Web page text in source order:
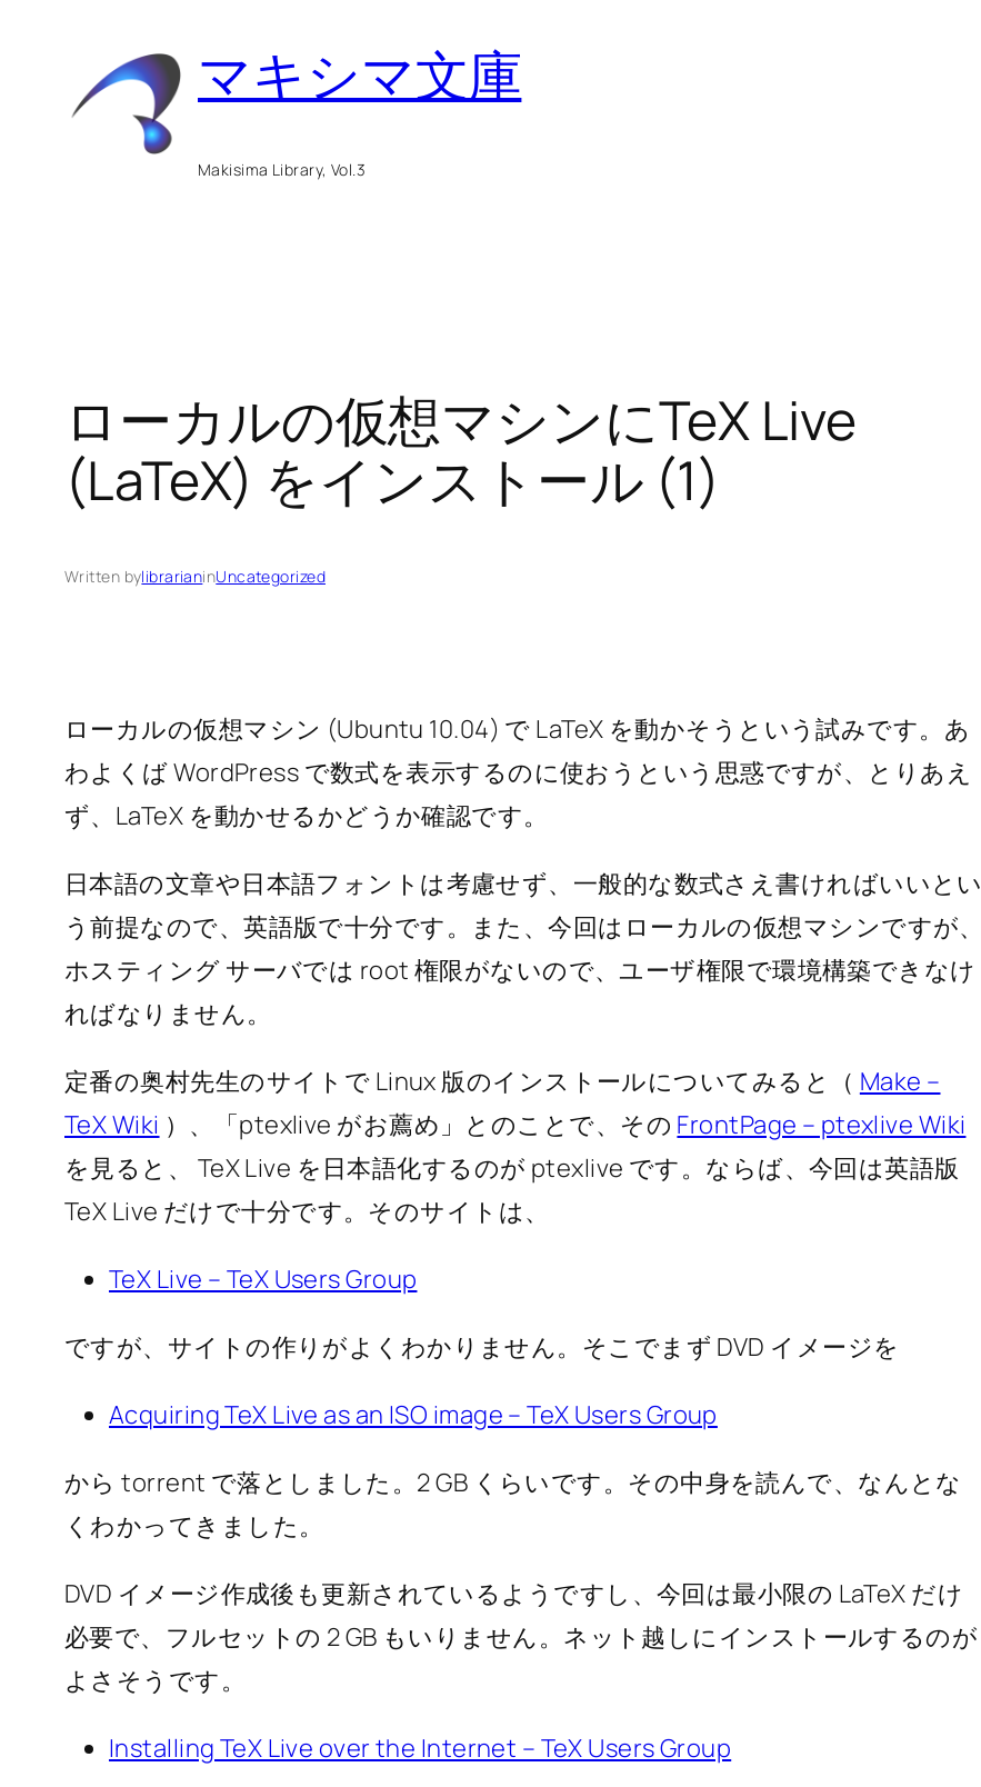
マキシマ文庫
Makisima Library, Vol.3
ローカルの仮想マシンにTeX Live
(LaTeX) をインストール (1)
Written bylibrarianinUncategorized
ローカルの仮想マシン (Ubuntu 10.04) で LaTeX を動かそうという試みです。あ
わよくば WordPress で数式を表示するのに使おうという思惑ですが、とりあえ
ず、LaTeX を動かせるかどうか確認です。
日本語の文章や日本語フォントは考慮せず、一般的な数式さえ書ければいいとい
う前提なので、英語版で十分です。また、今回はローカルの仮想マシンですが、
ホスティング サーバでは root 権限がないので、ユーザ権限で環境構築できなけ
ればなりません。
定番の奥村先生のサイトで Linux 版のインストールについてみると（ Make –
TeX Wiki ）、「ptexlive がお薦め」とのことで、その FrontPage – ptexlive Wiki
を見ると、 TeX Live を日本語化するのが ptexlive です。ならば、今回は英語版
TeX Live だけで十分です。そのサイトは、
TeX Live – TeX Users Group
ですが、サイトの作りがよくわかりません。そこでまず DVD イメージを
Acquiring TeX Live as an ISO image – TeX Users Group
から torrent で落としました。2 GB くらいです。その中身を読んで、なんとな
くわかってきました。
DVD イメージ作成後も更新されているようですし、今回は最小限の LaTeX だけ
必要で、フルセットの 2 GB もいりません。ネット越しにインストールするのが
よさそうです。
Installing TeX Live over the Internet – TeX Users Group